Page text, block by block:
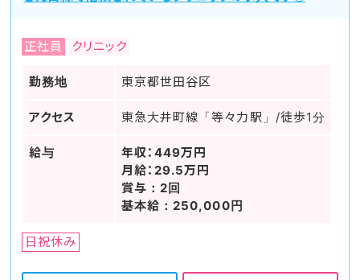
正社員 クリニック
勤務地 東京都世田谷区
アクセス 東急大井町線「等々力駅」/徒歩1分
給与
年収：449万円
月給：29.5万円
賞与：2回
基本給：250,000円
日祝休み